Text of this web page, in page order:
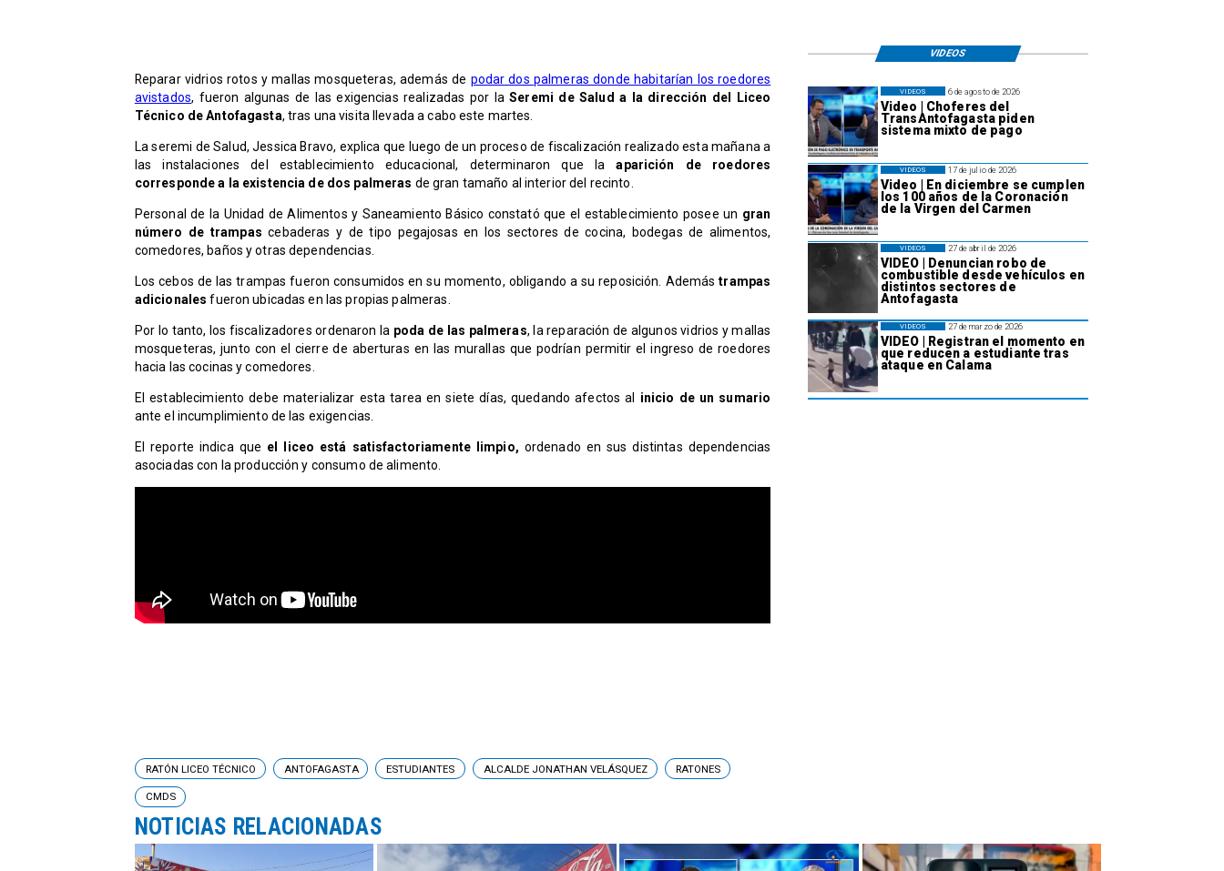
Reparar vidrios rotos y mallas mosqueteras, además de podar dos palmeras donde habitarían los roedores
avistados, fueron algunas de las exigencias realizadas por laSeremi de Salud a la dirección del Liceo
Técnico de Antofagasta, tras una visita llevada a cabo este martes.
La seremi de Salud, Jessica Bravo, explica que luego de un proceso de fiscalización realizado esta mañana a
las instalaciones del establecimiento educacional, determinaron que laaparición de roedores
corresponde a la existencia de dos palmeras de gran tamaño al interior del recinto.
Personal de la Unidad de Alimentos y Saneamiento Básico constató que el establecimiento posee un gran
número de trampas cebaderas y de tipo pegajosas en los sectores de cocina, bodegas de alimentos,
comedores, baños y otras dependencias.
Los cebos de las trampas fueron consumidos en su momento, obligando a su reposición. Ademástrampas
adicionalesfueron ubicadas en las propias palmeras.
Por lo tanto, los fiscalizadores ordenaron la poda de las palmeras, la reparación de algunos vidrios y mallas
mosqueteras, junto con el cierre de aberturas en las murallas que podrían permitir el ingreso de roedores
hacia las cocinas y comedores.
El establecimiento debe materializar esta tarea en siete días, quedando afectos al inicio de un sumario
ante el incumplimiento de las exigencias.
El reporte indica que el liceo está satisfactoriamente limpio, ordenado en sus distintas dependencias
asociadas con la producción y consumo de alimento.
VIDEOS
6 de agosto de 2026
Video | Choferes del
TransAntofagasta piden
sistema mixto de pago
VIDEOS
17 de julio de 2026
Video | En diciembre se cumplen
los 100 años de la Coronación
de la Virgen del Carmen
VIDEOS
27 de abril de 2026
VIDEO | Denuncian robo de
combustible desde vehículos en
distintos sectores de
Antofagasta
VIDEOS
27 de marzo de 2026
VIDEO | Registran el momento en
que reducen a estudiante tras
ataque en Calama
VIDEOS
RATÓN LICEO TÉCNICO ANTOFAGASTA ESTUDIANTES ALCALDE JONATHAN VELÁSQUEZ RATONES
CMDS
NOTICIAS RELACIONADAS